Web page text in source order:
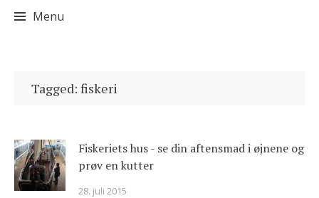
Menu
to
Tagged: fiskeri
Fiskeriets hus - se din aftensmad i øjnene og
prøv en kutter
28. juli 2015